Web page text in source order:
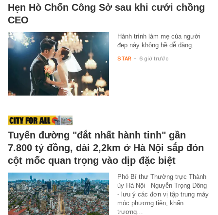
Hẹn Hò Chốn Công Sở sau khi cưới chồng
CEO
Hành trình làm mẹ của người
đẹp này không hề dễ dàng.
STAR - 6 giờ trước
Tuyến đường "đắt nhất hành tinh" gần
7.800 tỷ đồng, dài 2,2km ở Hà Nội sắp đón
cột mốc quan trọng vào dịp đặc biệt
Phó Bí thư Thường trực Thành
ủy Hà Nội - Nguyễn Trọng Đông
- lưu ý các đơn vị tập trung máy
móc phương tiện, khẩn
trương…